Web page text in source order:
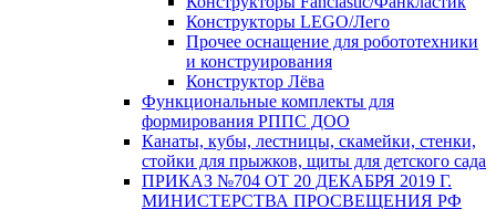
Конструкторы LEGO/Лего
Прочее оснащение для робототехники
и конструирования
Конструктор Лёва
Функциональные комплекты для
формирования РППС ДОО
Канаты, кубы, лестницы, скамейки, стенки,
стойки для прыжков, щиты для детского сада
ПРИКАЗ №704 ОТ 20 ДЕКАБРЯ 2019 Г.
МИНИСТЕРСТВА ПРОСВЕЩЕНИЯ РФ